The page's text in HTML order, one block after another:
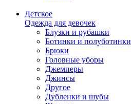
Детское
Одежда для девочек
Блузки и рубашки
Ботинки и полуботинки
Брюки
Головные уборы
Джемперы
Джинсы
Другое
Дубленки и шубы